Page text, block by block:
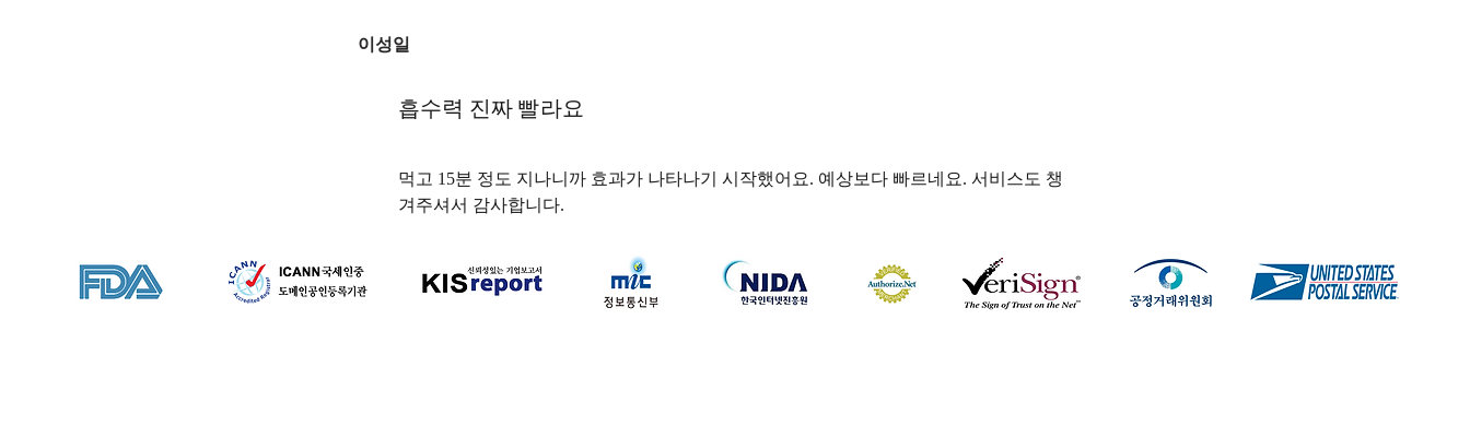
이성일
흡수력 진짜 빨라요
먹고 15분 정도 지나니까 효과가 나타나기 시작했어요. 예상보다 빠르네요. 서비스도 챙
겨주셔서 감사합니다.